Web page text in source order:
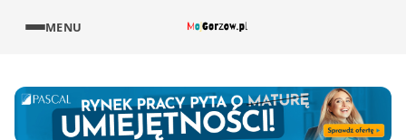
MENU